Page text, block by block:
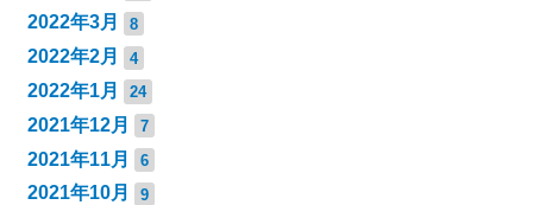
2022年3月 8
2022年2月 4
2022年1月 24
2021年12月 7
2021年11月 6
2021年10月 9